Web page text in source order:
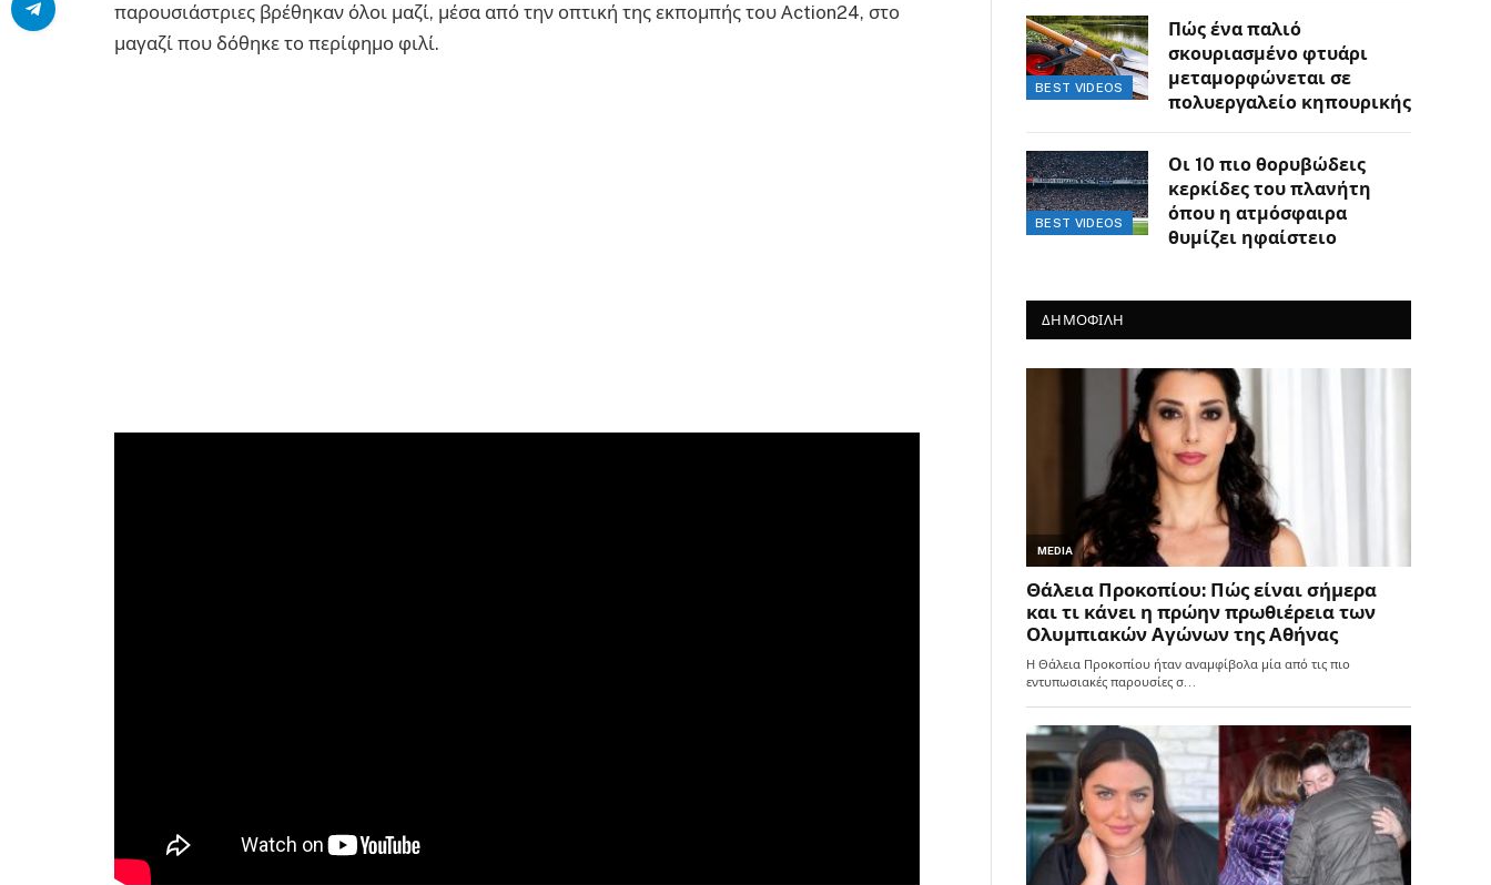
παρουσιάστριες βρέθηκαν όλοι μαζί, μέσα από την οπτική της εκπομπής του Αction24, στο
μαγαζί που δόθηκε το περίφημο φιλί.
BEST VIDEOS
Πώς ένα παλιό
σκουριασμένο φτυάρι
μεταμορφώνεται σε
πολυεργαλείο κηπουρικής
BEST VIDEOS
Οι 10 πιο θορυβώδεις
κερκίδες του πλανήτη
όπου η ατμόσφαιρα
θυμίζει ηφαίστειο
ΔΗΜΟΦΙΛΗ